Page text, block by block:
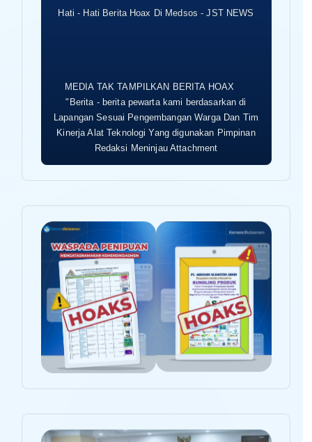
Hati - Hati Berita Hoax Di Medsos - JST NEWS
MEDIA TAK TAMPILKAN BERITA HOAX
"Berita - berita pewarta kami berdasarkan di
Lapangan Sesuai Pengembangan Warga Dan Tim
Kinerja Alat Teknologi Yang digunakan Pimpinan
Redaksi Meninjau Attachment